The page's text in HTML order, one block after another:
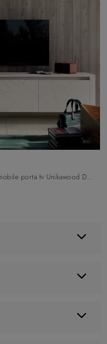
Clicca e ottieni informazioni sul mobile porta tv Unikawood Diagona di Fratelli Mirandola: realizzato in legno laccato, è la scelta ideale per spazi ...